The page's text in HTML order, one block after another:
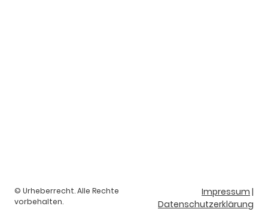
© Urheberrecht. Alle Rechte
vorbehalten.
Impressum |
Datenschutzerklärung